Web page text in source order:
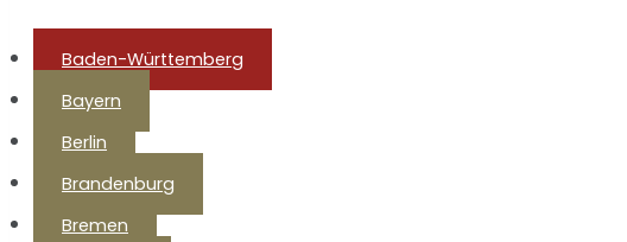
Baden-Württemberg
Bayern
Berlin
Brandenburg
Bremen